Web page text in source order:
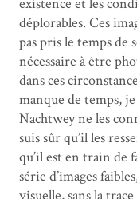
existence et les
déplorables. Ces
pas pris le temps de
nécessaire à être
dans ces
manque de temps,
Nachtwey ne les
suis sûr qu’il les
qu’il est en train de
série d’images